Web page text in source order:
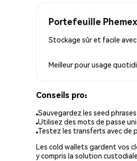
Portefeuille
Stockage sûr et facile avec
Meilleur pourusage
Conseils pro:
Sauvegardez les seed
Utilisez des mots de passe
Testez les transferts avec de
Les cold wallets gardent vos
y compris la solution